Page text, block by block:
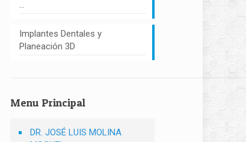
…
Implantes Dentales y
Planeación 3D
Menu Principal
DR. JOSÉ LUIS MOLINA